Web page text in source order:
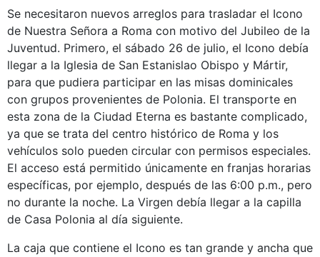
Se necesitaron nuevos arreglos para trasladar el Icono
de Nuestra Señora a Roma con motivo del Jubileo de la
Juventud. Primero, el sábado 26 de julio, el Icono debía
llegar a la Iglesia de San Estanislao Obispo y Mártir,
para que pudiera participar en las misas dominicales
con grupos provenientes de Polonia. El transporte en
esta zona de la Ciudad Eterna es bastante complicado,
ya que se trata del centro histórico de Roma y los
vehículos solo pueden circular con permisos especiales.
El acceso está permitido únicamente en franjas horarias
específicas, por ejemplo, después de las 6:00 p.m., pero
no durante la noche. La Virgen debía llegar a la capilla
de Casa Polonia al día siguiente.
La caja que contiene el Icono es tan grande y ancha que